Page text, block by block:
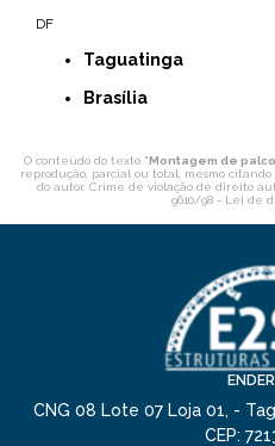
DF
Taguatinga
Brasília
O conteúdo do texto "Montagem de
reprodução, parcial ou total, mesmo
do autor. Crime de violação de direito
9610/98 - Lei de
CNG 08 Lote 07 Loja 01, -
CEP: